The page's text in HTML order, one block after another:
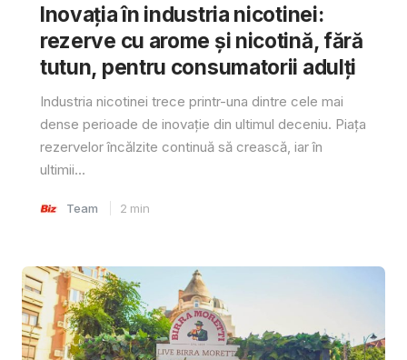
Inovația în industria nicotinei:
rezerve cu arome și nicotină, fără
tutun, pentru consumatorii adulți
Industria nicotinei trece printr-una dintre cele mai
dense perioade de inovație din ultimul deceniu. Piața
rezervelor încălzite continuă să crească, iar în
ultimii...
Team 2 min